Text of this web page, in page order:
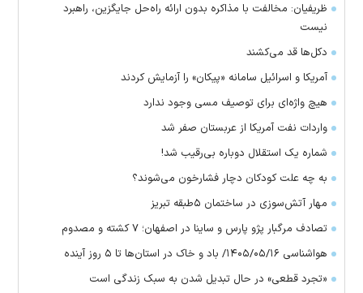
ظریفیان: مخالفت با مذاکره بدون ارائه راه‌حل جایگزین، راهبرد
نیست
دکل‌ها قد می‌کشند
آمریکا و اسرائیل سامانه «پیکان» را آزمایش کردند
هیچ واژه‌ای برای توصیف مسی وجود ندارد
واردات نفت آمریکا از عربستان صفر شد
شماره یک استقلال دوباره بی‌رقیب شد!
به چه علت کودکان دچار فشارخون می‌شوند؟
مهار آتش‌سوزی در ساختمان ۵‌طبقه تبریز
تصادف مرگبار پژو پارس و ساینا در اصفهان؛ ۷ کشته و مصدوم
هواشناسی ۱۴۰۵/۰۵/۱۶/ باد و خاک در استان‌ها تا ۵ روز آینده
«تجرد قطعی» در حال تبدیل شدن به سبک زندگی است